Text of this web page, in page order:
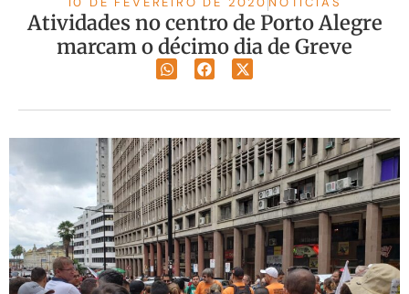
Atividades no centro de Porto Alegre
marcam o décimo dia de Greve